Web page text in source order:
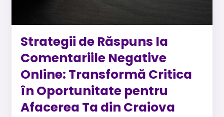
Strategii de Răspuns la
Comentariile Negative
Online: Transformă Critica
în Oportunitate pentru
Afacerea Ta din Craiova